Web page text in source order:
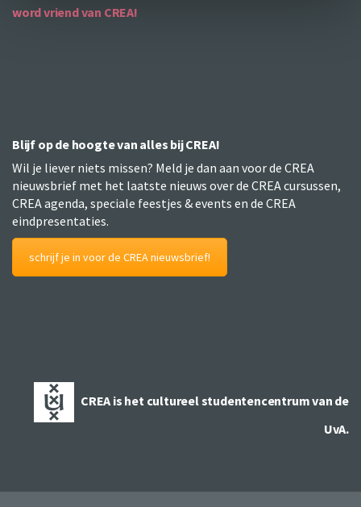
word vriend van CREA!
Blijf op de hoogte van alles bij CREA!
Wil je liever niets missen? Meld je dan aan voor de CREA
nieuwsbrief met het laatste nieuws over de CREA cursussen,
CREA agenda, speciale feestjes & events en de CREA
eindpresentaties.
schrijf je in voor de CREA nieuwsbrief!
CREA is het cultureel studentencentrum van de
UvA.